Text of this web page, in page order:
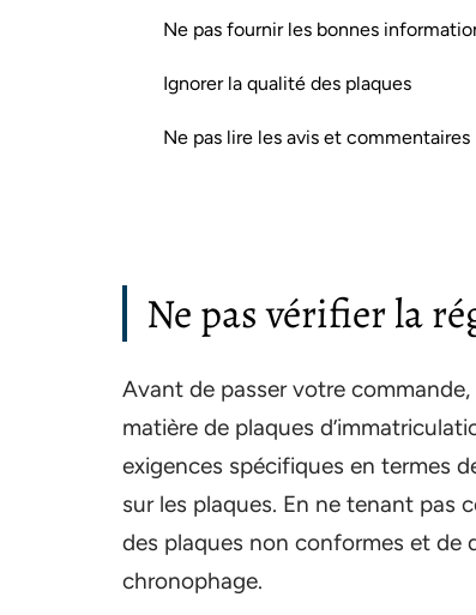
Ne pas fournir les bonnes
Ignorer la qualité des plaques
Ne pas lire les avis et commentaires
Ne pas vérifier la
Avant de passer votre
matière de plaques
exigences spécifiques en termes
sur les plaques. En ne tenant pas
des plaques non conformes et de
chronophage.